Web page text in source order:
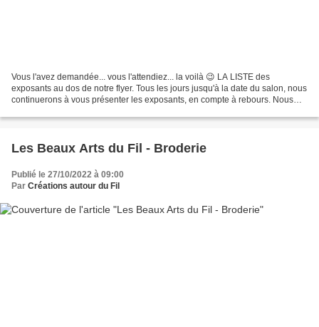
Vous l'avez demandée... vous l'attendiez... la voilà 😉 LA LISTE des
exposants au dos de notre flyer. Tous les jours jusqu'à la date du salon, nous
continuerons à vous présenter les exposants, en compte à rebours. Nous
Les Beaux Arts du Fil - Broderie
Publié le 27/10/2022 à 09:00
Par Créations autour du Fil